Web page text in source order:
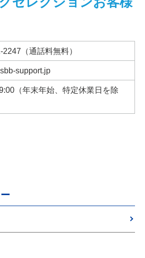
（通話料無料）
support.jp
（年末年始、特定休業日を除